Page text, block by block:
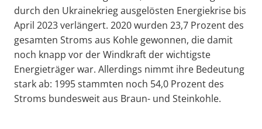
durch den Ukrainekrieg ausgelösten Energiekrise bis
April 2023 verlängert. 2020 wurden 23,7 Prozent des
gesamten Stroms aus Kohle gewonnen, die damit
noch knapp vor der Windkraft der wichtigste
Energieträger war. Allerdings nimmt ihre Bedeutung
stark ab: 1995 stammten noch 54,0 Prozent des
Stroms bundesweit aus Braun- und Steinkohle.